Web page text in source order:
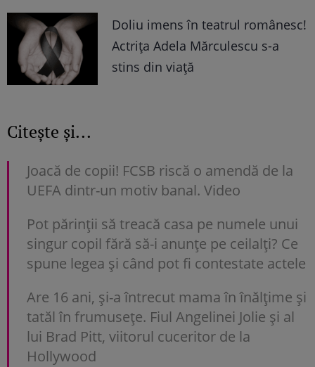
Doliu imens în teatrul românesc!
Actrița Adela Mărculescu s-a
stins din viață
Citește și...
Joacă de copii! FCSB riscă o amendă de la
UEFA dintr-un motiv banal. Video
Pot părinții să treacă casa pe numele unui
singur copil fără să-i anunțe pe ceilalți? Ce
spune legea și când pot fi contestate actele
Are 16 ani, și-a întrecut mama în înălțime și
tatăl în frumusețe. Fiul Angelinei Jolie și al
lui Brad Pitt, viitorul cuceritor de la
Hollywood